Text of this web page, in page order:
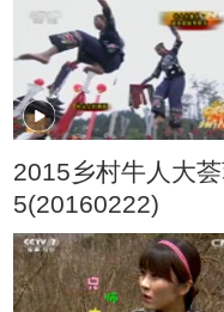
2015乡村牛人大
5(20160222)